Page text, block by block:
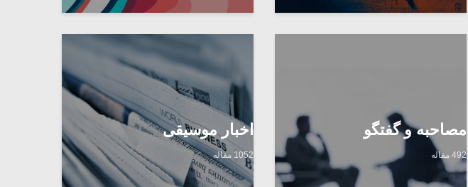
مصاحبه و گفتگو
492 مقاله
اخبار موسیقی
1052 مقاله